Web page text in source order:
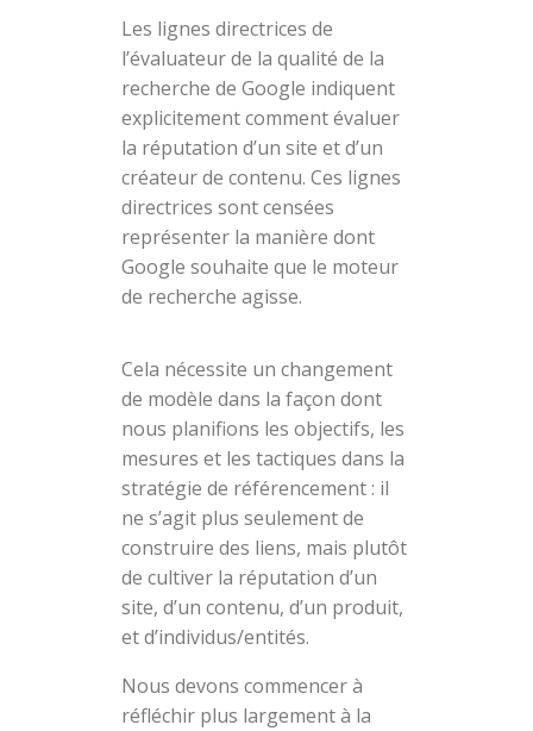
Les lignes directrices de
l’évaluateur de la qualité de la
recherche de Google indiquent
explicitement comment évaluer
la réputation d’un site et d’un
créateur de contenu. Ces lignes
directrices sont censées
représenter la manière dont
Google souhaite que le moteur
de recherche agisse.
Cela nécessite un changement
de modèle dans la façon dont
nous planifions les objectifs, les
mesures et les tactiques dans la
stratégie de référencement : il
ne s’agit plus seulement de
construire des liens, mais plutôt
de cultiver la réputation d’un
site, d’un contenu, d’un produit,
et d’individus/entités.
Nous devons commencer à
réfléchir plus largement à la